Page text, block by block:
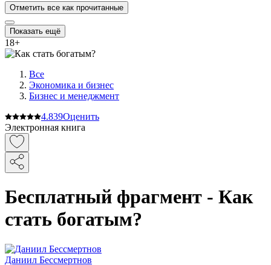
Отметить все как прочитанные
Показать ещё
18+
Все
Экономика и бизнес
Бизнес и менеджмент
4.839Оценить
Электронная книга
Бесплатный фрагмент - Как
стать богатым?
Даниил Бессмертнов